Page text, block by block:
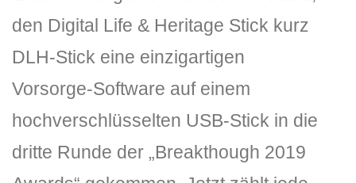
den Digital Life & Heritage Stick kurz
DLH-Stick eine einzigartigen
Vorsorge-Software auf einem
hochverschlüsselten USB-Stick in die
dritte Runde der „Breakthough 2019